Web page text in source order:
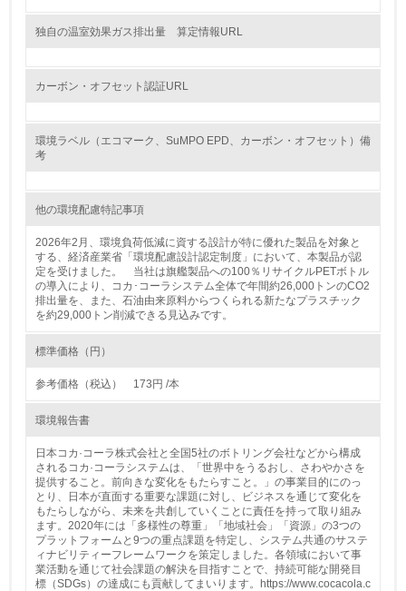
<L1> 「情報セキュリティ」に関する方針、規定等を持っ
ている
<L1> パンフレットやホームページ等で、自社の環境情報
を積極的に公開・提供している
27.
<L1> パンフレットやホームページ等で、自社の社会的取
値を公表している
29.
<L2>「３．社会面の取り組み」に関する現状の数値や目標
値を公表している
5.サプライヤーへの取り組み
独自の温室効果ガス排出量 算定情報URL
カーボン・オフセット認証URL
環境ラベル（エコマーク、SuMPO EPD、カーボン・オフセット）備
考
他の環境配慮特記事項
2026年2月、環境負荷低減に資する設計が特に優れた製品を対象と
する、経済産業省「環境配慮設計認定制度」において、本製品が認
定を受けました。 当社は旗艦製品への100％リサイクルPETボトル
の導入により、コカ･コーラシステム全体で年間約26,000トンのCO2
排出量を、また、石油由来原料からつくられる新たなプラスチック
を約29,000トン削減できる見込みです。
標準価格（円）
参考価格（税込） 173円 /本
環境報告書
日本コカ·コーラ株式会社と全国5社のボトリング会社などから構成
されるコカ·コーラシステムは、「世界中をうるおし、さわやかさを
提供すること。前向きな変化をもたらすこと。」の事業目的にのっ
とり、日本が直面する重要な課題に対し、ビジネスを通じて変化を
もたらしながら、未来を共創していくことに責任を持って取り組み
ます。2020年には「多様性の尊重」「地域社会」「資源」の3つの
プラットフォームと9つの重点課題を特定し、システム共通のサステ
ィナビリティーフレームワークを策定しました。各領域において事
業活動を通じて社会課題の解決を目指すことで、持続可能な開発目
標（SDGs）の達成にも貢献してまいります。https://www.cocacola.c